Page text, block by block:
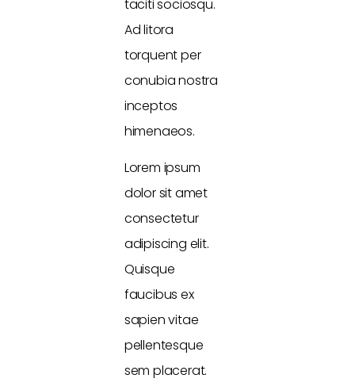
taciti sociosqu.
Ad litora
torquent per
conubia nostra
inceptos
himenaeos.
Lorem ipsum
dolor sit amet
consectetur
adipiscing elit.
Quisque
faucibus ex
sapien vitae
pellentesque
sem placerat.